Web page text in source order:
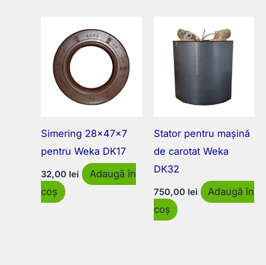
Simering 28x47x7
pentru Weka DK17
32,00 lei
Adaugă în
coș
Stator pentru mașină
de carotat Weka
DK32
750,00 lei
Adaugă în
coș